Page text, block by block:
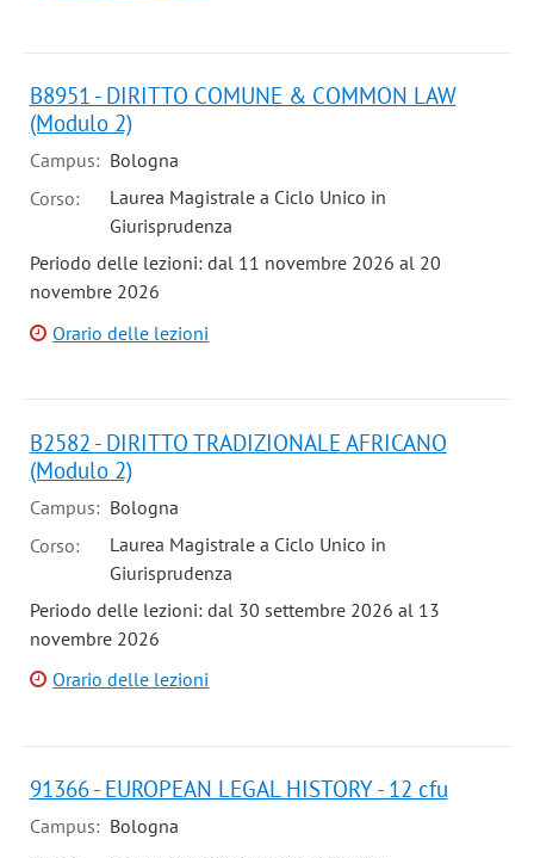
B8951 - DIRITTO COMUNE & COMMON LAW
(Modulo 2)
Campus: Bologna
Corso:
Laurea Magistrale a Ciclo Unico in
Giurisprudenza
Periodo delle lezioni: dal 11 novembre 2026 al 20
novembre 2026
Orario delle lezioni
B2582 - DIRITTO TRADIZIONALE AFRICANO
(Modulo 2)
Campus: Bologna
Corso:
Laurea Magistrale a Ciclo Unico in
Giurisprudenza
Periodo delle lezioni: dal 30 settembre 2026 al 13
novembre 2026
Orario delle lezioni
91366 - EUROPEAN LEGAL HISTORY - 12 cfu
Campus: Bologna